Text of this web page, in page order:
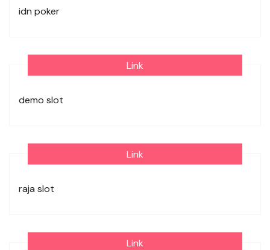
idn poker
Link
demo slot
Link
raja slot
Link